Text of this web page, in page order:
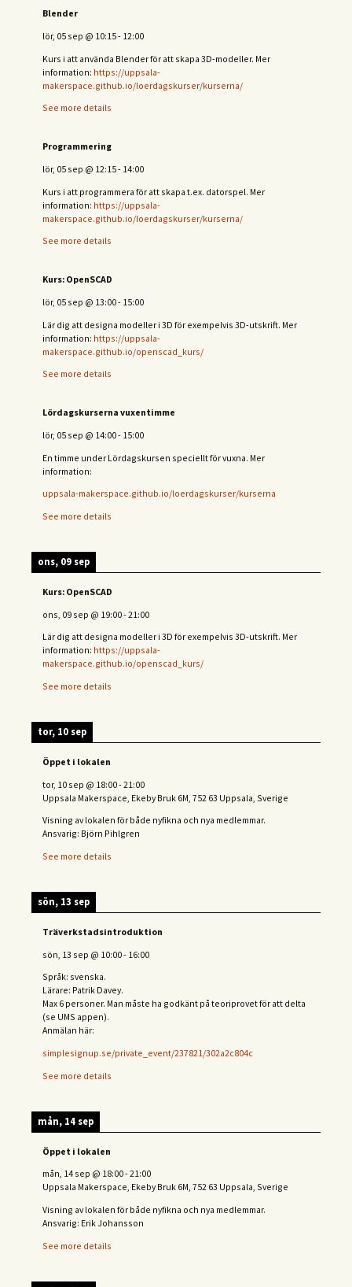
Blender
lör, 05 sep @ 10:15- 12:00
Kurs i att använda Blender för att skapa 3D-modeller. Mer
information: https://uppsala-
makerspace.github.io/loerdagskurser/kurserna/
See more details
Programmering
lör, 05 sep @ 12:15- 14:00
Kurs i att programmera för att skapa t.ex. datorspel. Mer
information: https://uppsala-
makerspace.github.io/loerdagskurser/kurserna/
See more details
Kurs: OpenSCAD
lör, 05 sep @ 13:00- 15:00
Lär dig att designa modeller i 3D för exempelvis 3D-utskrift. Mer
information: https://uppsala-
makerspace.github.io/openscad_kurs/
See more details
Lördagskurserna vuxentimme
lör, 05 sep @ 14:00- 15:00
En timme under Lördagskursen speciellt för vuxna. Mer
information:
uppsala-makerspace.github.io/loerdagskurser/kurserna
See more details
ons, 09 sep
Kurs: OpenSCAD
ons, 09 sep @ 19:00-21:00
Lär dig att designa modeller i 3D för exempelvis 3D-utskrift. Mer
information: https://uppsala-
makerspace.github.io/openscad_kurs/
See more details
tor, 10 sep
Öppet i lokalen
tor, 10 sep @ 18:00-21:00
Uppsala Makerspace, Ekeby Bruk 6M, 752 63 Uppsala, Sverige
Visning av lokalen för både nyfikna och nya medlemmar.
Ansvarig: Björn Pihlgren
See more details
sön, 13 sep
Träverkstadsintroduktion
sön, 13 sep @ 10:00- 16:00
Språk: svenska.
Lärare: Patrik Davey.
Max 6 personer. Man måste ha godkänt på teoriprovet för att delta
(se UMS appen).
Anmälan här:
simplesignup.se/private_event/237821/302a2c804c
See more details
mån, 14 sep
Öppet i lokalen
mån, 14 sep @ 18:00-21:00
Uppsala Makerspace, Ekeby Bruk 6M, 752 63 Uppsala, Sverige
Visning av lokalen för både nyfikna och nya medlemmar.
Ansvarig: Erik Johansson
See more details